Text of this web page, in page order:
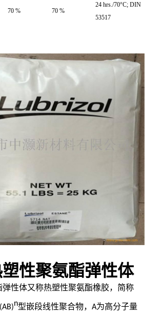
70 % 70 %
24 hrs./70°C; DIN
53517
性聚氨酯弹性体
弹性体又称热塑性聚氨酯橡胶，简称
(AB)n型嵌段线性聚合物， A为高分子量